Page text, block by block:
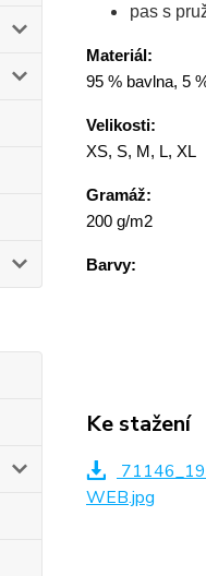
pas s
Materiál:
95 % bavlna, 5
Velikosti:
XS, S, M, L, XL
Gramáž:
200 g/m2
Barvy:
Ke stažení
WEB.jpg